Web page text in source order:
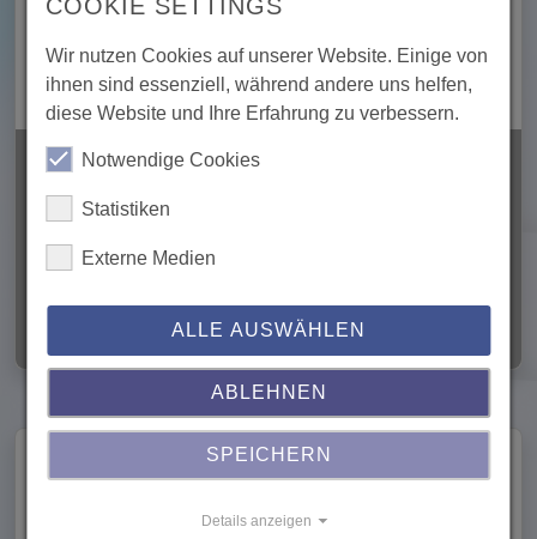
einfach eingepflegt und übersichtlich dargestellt
einen Blick die wichtigsten Informationen entnehmen.
Für Eltern
COOKIE SETTINGS
Wir nutzen Cookies auf unserer Website. Einige von
ihnen sind essenziell, während andere uns helfen,
diese Website und Ihre Erfahrung zu verbessern.
Notwendige Cookies
Statistiken
Externe Medien
ALLE AUSWÄHLEN
ABLEHNEN
SPEICHERN
Details anzeigen